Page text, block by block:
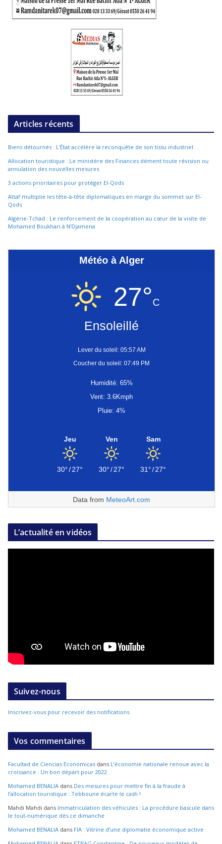
Articles récents
Biens détournés : L’État accélère la reconquête de son tissu industriel
Allocation touristique : Le ministère des Finances dément toute révision ou
annulation des nouvelles mesures
3 actions prioritaires pour protéger El-Qods
Attaf multiplie les tête-à-tête diplomatiques en marge du sommet sur El-
Qods
Algérie-Tchad : Le renforcement de la coopération au cœur de la visite de
Mohamed Boukhari à N’Djamena
Météo à Alger
27°C
Ensoleillé
Lever du soleil: 05:57 AM
Coucher du soleil: 07:49 PM
Humidité: 65%
Vent: 3.6Kmph
Pluie: 4%
Jeu
30°/27°
Ven
30°/27°
Sam
31°/27°
Data from MeteoArt.com
L’actualité en vidéos
Suivez-nous
Inscrivez-vous pour recevoir des notifications
Vos commentaires
Facultad de Ciencias Económicas dans L’économie nationale renoue avec la
croissance : Un bon départ pour 2022
Mohamed BENALIA dans Des mesures pour mettre fin à la fraude à
l’allocation touristique : Tebboune écarte le cash !
Mahdi Mahdi dans Immatriculation des véhicules : La procédure bascule dans
le tout-numérique dès ce dimanche
Mohamed BENALIA dans FIA : Vitrine d’une diplomatie économique active